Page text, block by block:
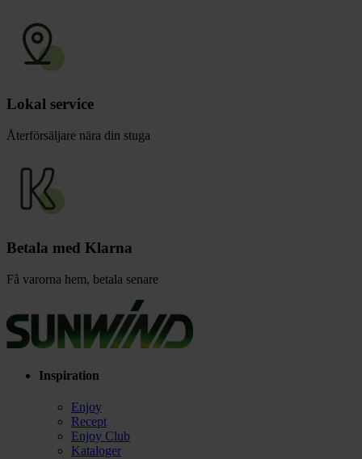
Lokal service
Återförsäljare nära din stuga
Betala med Klarna
Få varorna hem, betala senare
Inspiration
Enjoy
Recept
Enjoy Club
Kataloger